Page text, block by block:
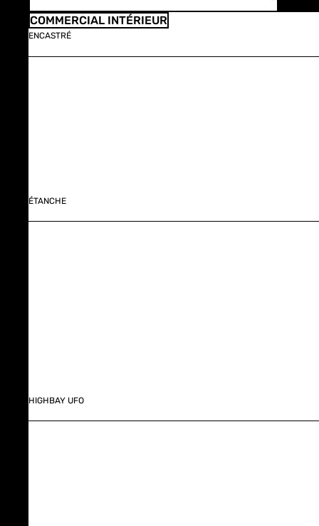
COMMERCIAL INTÉRIEUR
ENCASTRÉ
ÉTANCHE
HIGHBAY UFO